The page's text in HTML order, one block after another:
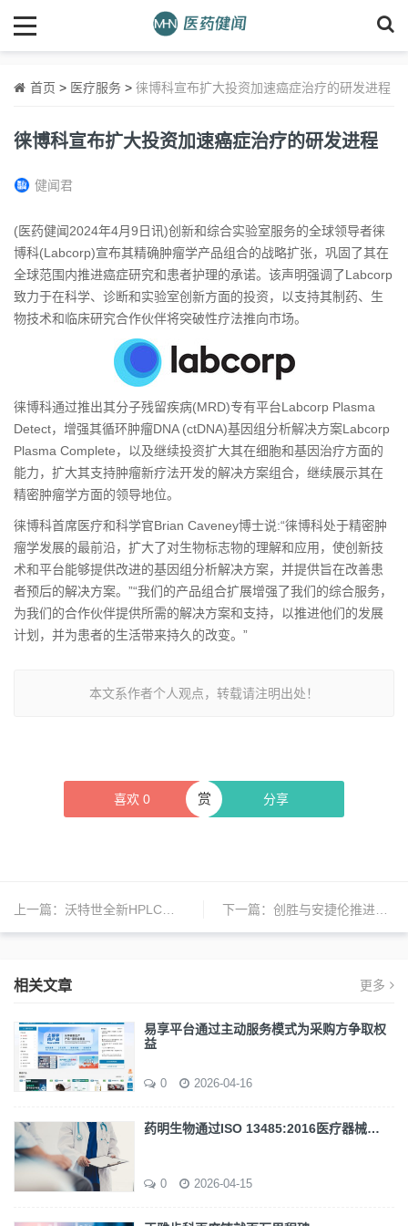
首页 > 医疗服务 > 徕博科宣布扩大投资加速癌症治疗的研发进程
徕博科宣布扩大投资加速癌症治疗的研发进程
健闻君
(医药健闻2024年4月9日讯)创新和综合实验室服务的全球领导者徕
博科(Labcorp)宣布其精确肿瘤学产品组合的战略扩张，巩固了其在
全球范围内推进癌症研究和患者护理的承诺。该声明强调了Labcorp
致力于在科学、诊断和实验室创新方面的投资，以支持其制药、生
物技术和临床研究合作伙伴将突破性疗法推向市场。
徕博科通过推出其分子残留疾病(MRD)专有平台Labcorp Plasma
Detect，增强其循环肿瘤DNA (ctDNA)基因组分析解决方案Labcorp
Plasma Complete，以及继续投资扩大其在细胞和基因治疗方面的
能力，扩大其支持肿瘤新疗法开发的解决方案组合，继续展示其在
精密肿瘤学方面的领导地位。
徕博科首席医疗和科学官Brian Caveney博士说:“徕博科处于精密肿
瘤学发展的最前沿，扩大了对生物标志物的理解和应用，使创新技
术和平台能够提供改进的基因组分析解决方案，并提供旨在改善患
者预后的解决方案。”“我们的产品组合扩展增强了我们的综合服务，
为我们的合作伙伴提供所需的解决方案和支持，以推进他们的发展
计划，并为患者的生活带来持久的改变。”
本文系作者个人观点，转载请注明出处！
喜欢 0 分享
赏
上一篇： 沃特世全新HPLC系统登场，重塑生物制药质控标准 下一篇： 创胜与安捷伦推进胃癌抗体药物及其诊断试剂的开发
相关文章 更多
易享平台通过主动服务模式为采购方争取权
益
0 2026-04-16
药明生物通过ISO 13485:2016医疗器械…
0 2026-04-15